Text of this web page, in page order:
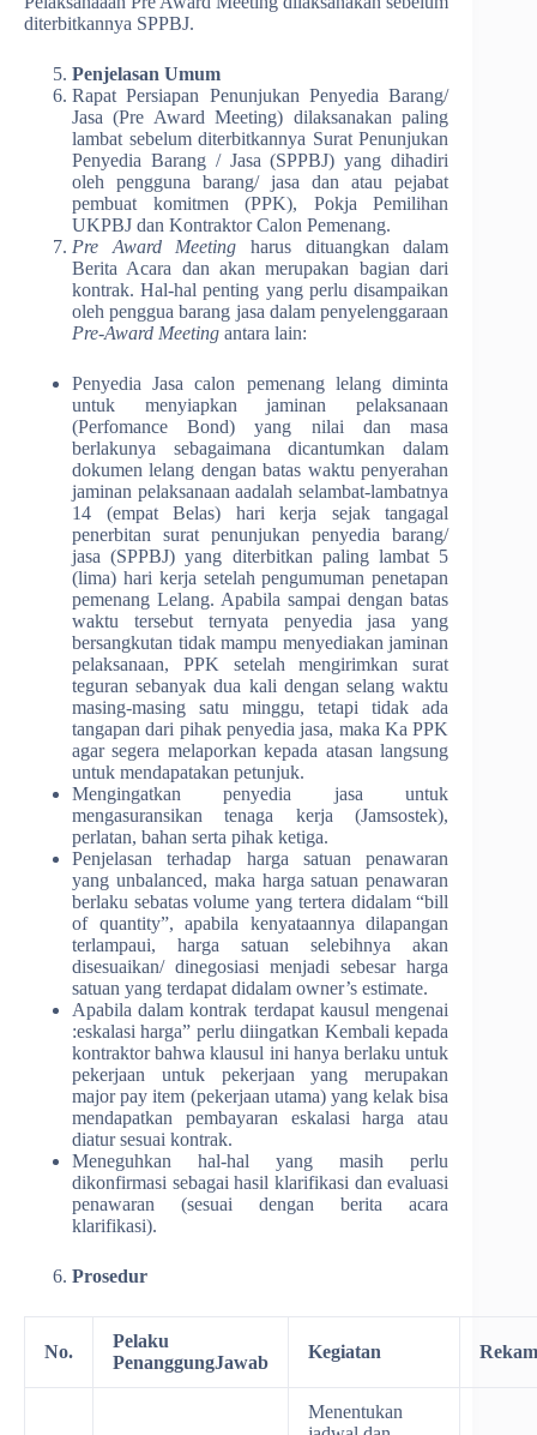
diterbitkannya SPPBJ.
Penjelasan Umum
Rapat Persiapan Penunjukan Penyedia Barang/
Jasa (Pre Award Meeting) dilaksanakan paling
lambat sebelum diterbitkannya Surat Penunjukan
Penyedia Barang / Jasa (SPPBJ) yang dihadiri
oleh pengguna barang/ jasa dan atau pejabat
pembuat komitmen (PPK), Pokja Pemilihan
UKPBJ dan Kontraktor Calon Pemenang.
Pre Award Meeting harus dituangkan dalam
Berita Acara dan akan merupakan bagian dari
kontrak. Hal-hal penting yang perlu disampaikan
oleh penggua barang jasa dalam penyelenggaraan
Pre-Award Meeting antara lain:
Penyedia Jasa calon pemenang lelang diminta
untuk menyiapkan jaminan pelaksanaan
(Perfomance Bond) yang nilai dan masa
berlakunya sebagaimana dicantumkan dalam
dokumen lelang dengan batas waktu penyerahan
jaminan pelaksanaan aadalah selambat-lambatnya
14 (empat Belas) hari kerja sejak tangagal
penerbitan surat penunjukan penyedia barang/
jasa (SPPBJ) yang diterbitkan paling lambat 5
(lima) hari kerja setelah pengumuman penetapan
pemenang Lelang. Apabila sampai dengan batas
waktu tersebut ternyata penyedia jasa yang
bersangkutan tidak mampu menyediakan jaminan
pelaksanaan, PPK setelah mengirimkan surat
teguran sebanyak dua kali dengan selang waktu
masing-masing satu minggu, tetapi tidak ada
tangapan dari pihak penyedia jasa, maka Ka PPK
agar segera melaporkan kepada atasan langsung
untuk mendapatakan petunjuk.
Mengingatkan penyedia jasa untuk
mengasuransikan tenaga kerja (Jamsostek),
perlatan, bahan serta pihak ketiga.
Penjelasan terhadap harga satuan penawaran
yang unbalanced, maka harga satuan penawaran
berlaku sebatas volume yang tertera didalam “bill
of quantity”, apabila kenyataannya dilapangan
terlampaui, harga satuan selebihnya akan
disesuaikan/ dinegosiasi menjadi sebesar harga
satuan yang terdapat didalam owner’s estimate.
Apabila dalam kontrak terdapat kausul mengenai
:eskalasi harga” perlu diingatkan Kembali kepada
kontraktor bahwa klausul ini hanya berlaku untuk
pekerjaan untuk pekerjaan yang merupakan
major pay item (pekerjaan utama) yang kelak bisa
mendapatkan pembayaran eskalasi harga atau
diatur sesuai kontrak.
Meneguhkan hal-hal yang masih perlu
dikonfirmasi sebagai hasil klarifikasi dan evaluasi
penawaran (sesuai dengan berita acara
klarifikasi).
Prosedur
No.
Pelaku
PenanggungJawab
Kegiatan
Menentukan